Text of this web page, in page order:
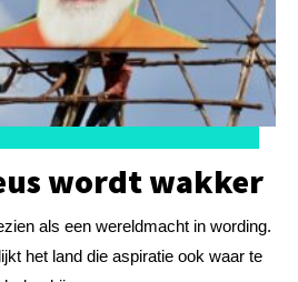
wordt wakker
als een wereldmacht in wording.
het land die aspiratie ook waar te